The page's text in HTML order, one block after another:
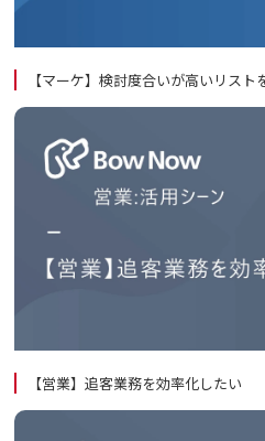
【マーケ】検討度合いが高いリスト
【営業】追客業務を効率化したい